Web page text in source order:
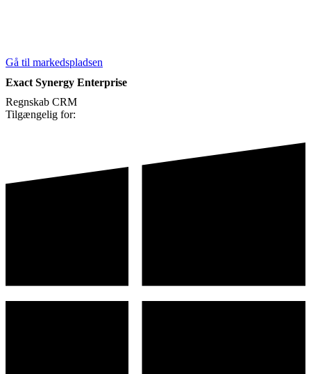
Gå til markedspladsen
Exact Synergy Enterprise
Regnskab CRM
Tilgængelig for: